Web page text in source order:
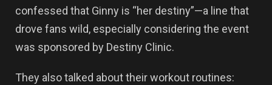
confessed that Ginny is “her destiny”—a line that
drove fans wild, especially considering the event
was sponsored by Destiny Clinic.
They also talked about their workout routines: